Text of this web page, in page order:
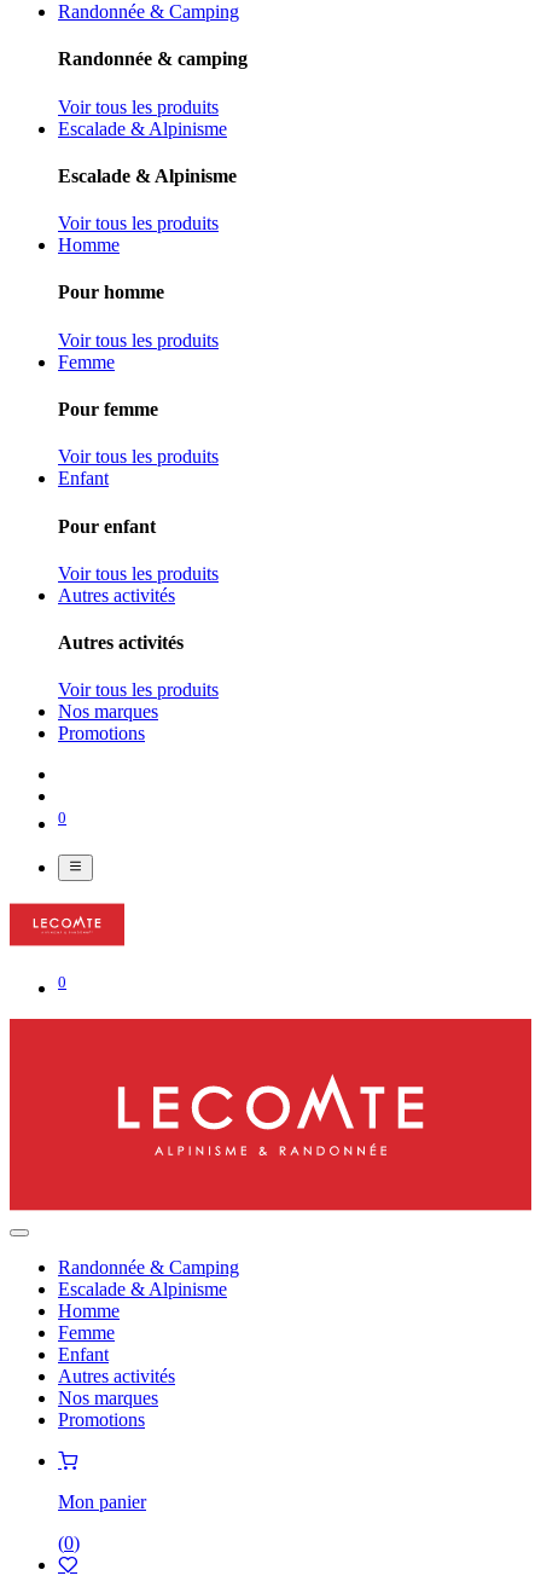
Randonnée & Camping
Randonnée & camping
Voir tous les produits
Escalade & Alpinisme
Escalade & Alpinisme
Voir tous les produits
Homme
Pour homme
Voir tous les produits
Femme
Pour femme
Voir tous les produits
Enfant
Pour enfant
Voir tous les produits
Autres activités
Autres activités
Voir tous les produits
Nos marques
Promotions
0
0
Randonnée & Camping
Escalade & Alpinisme
Homme
Femme
Enfant
Autres activités
Nos marques
Promotions
Mon panier
(0)